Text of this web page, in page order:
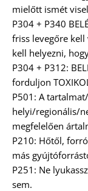
mielőtt ismét
P304 + P340
friss levegőre
kell helyezni,
P304 + P312:
forduljon
P501: A
helyi/regionális/
megfelelően
P210: Hőtől,
más
P251: Ne
sem.